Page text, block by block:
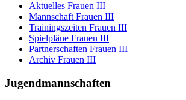
Aktuelles Frauen III
Mannschaft Frauen III
Trainingszeiten Frauen III
Spielpläne Frauen III
Partnerschaften Frauen III
Archiv Frauen III
Jugendmannschaften